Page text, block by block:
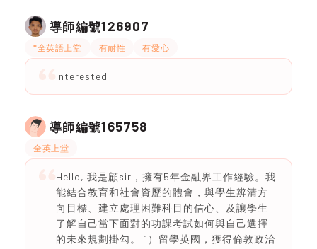
導師編號126907
*全英語上堂 有耐性 有愛心
Interested
導師編號165758
全英上堂
Hello, 我是顧sir，擁有5年金融界工作經驗。我
能結合教育和社會資歷的體會，與學生辨清方
向目標、建立處理困難科目的信心、及讓學生
了解自己當下面對的功課考試如何與自己選擇
的未來規劃掛勾。 1）留學英國，獲得倫敦政治